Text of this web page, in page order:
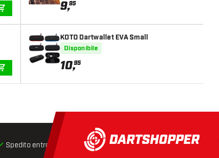
AGGIUNGI AL CARRELLO
AGGIUNGI AL CARRELLO
9,95
KOTO Dartwallet EVA Small
Disponibile
10,95
Spedito entro 24 ore Spedizione gratuitada € 75